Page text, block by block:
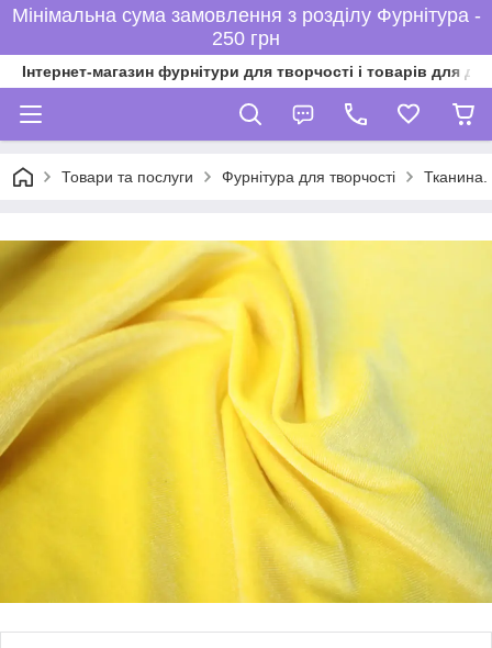
Мінімальна сума замовлення з розділу Фурнітура -
250 грн
Інтернет-магазин фурнітури для творчості і товарів для
Товари та послуги Фурнітура для творчості Тканина.